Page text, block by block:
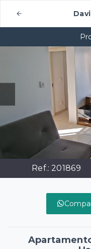
Ref.: 201869